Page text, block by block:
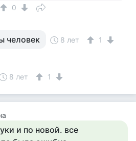
0
человек 8 лет 1
8 лет 1
и по новой. все